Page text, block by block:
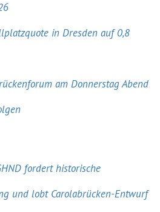
in Dresden auf 0,8
am Donnerstag Abend
fordert historische
und lobt Carolabrücken-Entwurf